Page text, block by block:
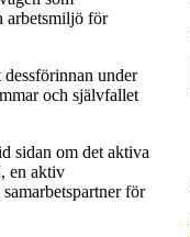
arbetsmiljö för
under
och självfallet
sidan om det aktiva
en aktiv
för